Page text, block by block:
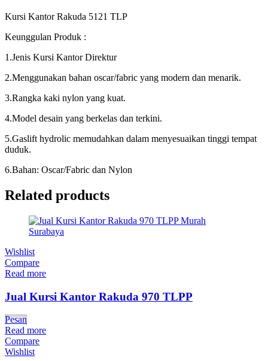
Kursi Kantor Rakuda 5121 TLP
Keunggulan Produk :
1.Jenis Kursi Kantor Direktur
2.Menggunakan bahan oscar/fabric yang modern dan menarik.
3.Rangka kaki nylon yang kuat.
4.Model desain yang berkelas dan terkini.
5.Gaslift hydrolic memudahkan dalam menyesuaikan tinggi tempat
duduk.
6.Bahan: Oscar/Fabric dan Nylon
Related products
Wishlist
Compare
Read more
Jual Kursi Kantor Rakuda 970 TLPP
Pesan
Read more
Compare
Wishlist